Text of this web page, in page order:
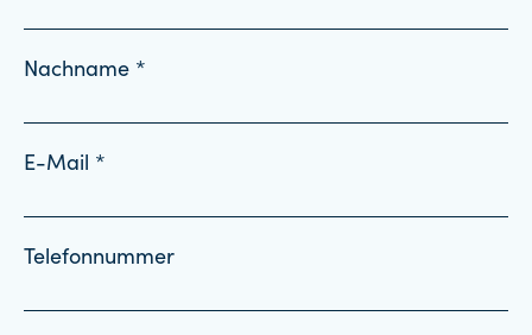
Nachname *
E-Mail *
Telefonnummer